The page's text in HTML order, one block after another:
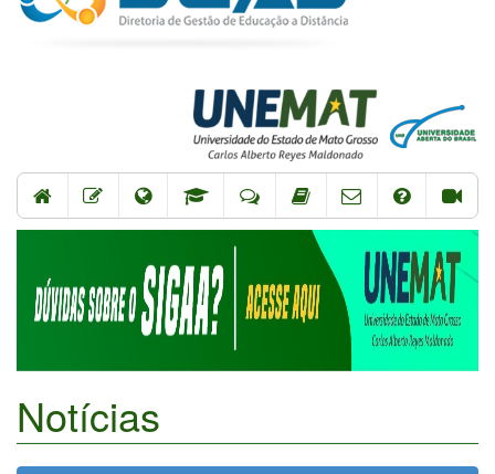
Notícias